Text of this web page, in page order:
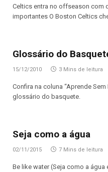
Celtics entra no offseason com
importantes O Boston Celtics
Glossário do
15/12/2010 3 Mins de leitura
Confira na coluna “Aprende
glossário do basquete.
Seja como a água
02/11/2015 7 Mins de leitura
Be like water (Seja como a